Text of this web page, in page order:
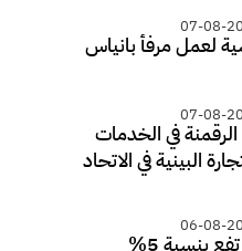
07-08-
لعمل مرفأ بانياس
07-08-
في الخدمات
البينية في الاتحاد
06-08-
بنسبة 5%